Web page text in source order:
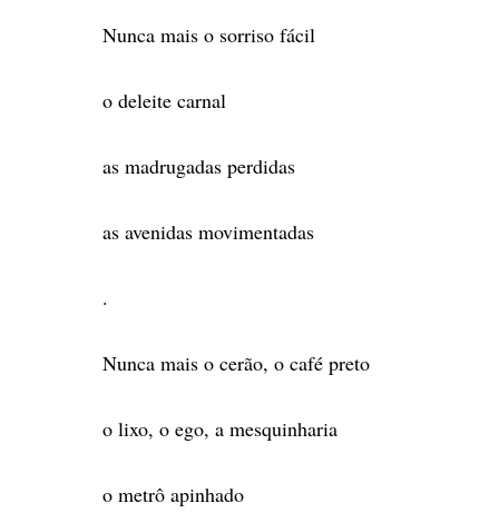
Nunca mais o sorriso fácil
o deleite carnal
as madrugadas perdidas
as avenidas movimentadas
.
Nunca mais o cerão, o café preto
o lixo, o ego, a mesquinharia
o metrô apinhado